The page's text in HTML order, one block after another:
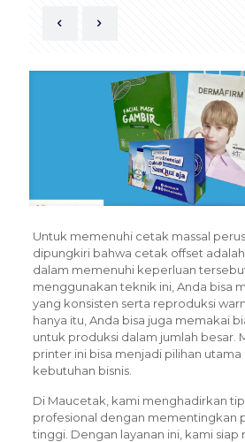
Untuk memenuhi cetak massal
dipungkiri bahwa cetak offset
dalam memenuhi keperluan
menggunakan teknik ini, Anda bisa
yang konsisten serta reproduksi
hanya itu, Anda bisa juga memakai
untuk produksi dalam jumlah besar.
printer ini bisa menjadi pilihan
kebutuhan bisnis.
Di Maucetak, kami menghadirkan
profesional dengan mementingkan
tinggi. Dengan layanan ini, kami